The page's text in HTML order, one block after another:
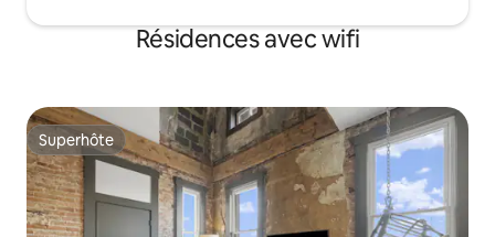
Résidences avec wifi
Superhôte
Superhôte